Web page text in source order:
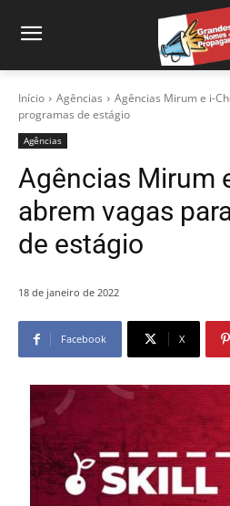
Início Agências
Agências Mirum e i-
programas de estágio
Agências
Agências Mirum
abrem vagas
de estágio
18 de janeiro de 2022
Facebook X